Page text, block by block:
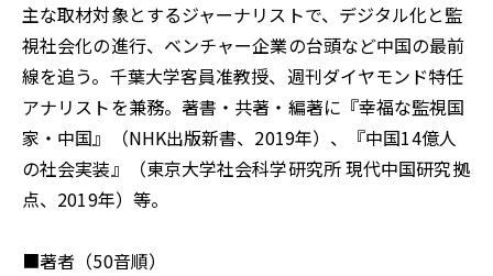
主な取材対象とするジャーナリストで、デジタル化と監
視社会化の進行、ベンチャー企業の台頭など中国の最前
線を追う。千葉大学客員准教授、週刊ダイヤモンド特任
アナリストを兼務。著書・共著・編著に『幸福な監視国
家・中国』（NHK出版新書、2019年）、『中国14億人
の社会実装』（東京大学社会科学研究所 現代中国研究拠
点、2019年）等。
■著者（50音順）